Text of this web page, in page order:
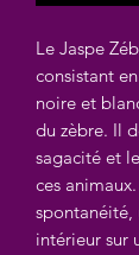
Le Jaspe
consistant
noire et
du zèbre. Il
sagacité et
ces
spontanéité,
intérieur sur